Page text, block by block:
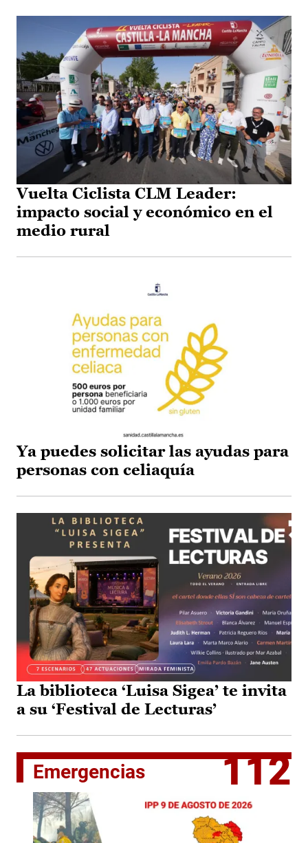
Vuelta Ciclista CLM Leader:
impacto social y económico en el
medio rural
Ya puedes solicitar las ayudas para
personas con celiaquía
La biblioteca ‘Luisa Sigea’ te invita
a su ‘Festival de Lecturas’
Emergencias 112